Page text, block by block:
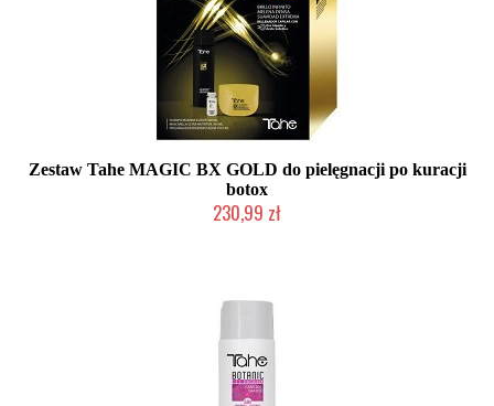
Zestaw Tahe MAGIC BX GOLD do pielęgnacji po kuracji
botox
230,99 zł